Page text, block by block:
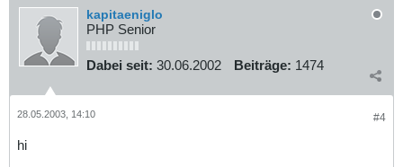
kapitaeniglo
PHP Senior
Dabei seit: 30.06.2002 Beiträge: 1474
#4
28.05.2003, 14:10
hi